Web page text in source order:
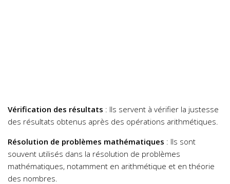
Vérification des résultats : Ils servent à vérifier la justesse
des résultats obtenus après des opérations arithmétiques.
Résolution de problèmes mathématiques : Ils sont
souvent utilisés dans la résolution de problèmes
mathématiques, notamment en arithmétique et en théorie
des nombres.